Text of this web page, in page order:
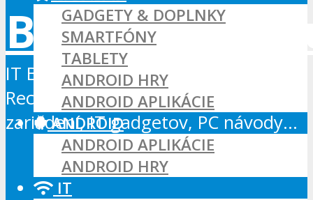
IT Blog - Android, Xbox a WordPress
Recenzie Android aplikácií, hier a
zariadení, IT gadgetov, PC návody...
GADGETY & DOPLNKY
SMARTFÓNY
TABLETY
ANDROID HRY
ANDROID APLIKÁCIE
ANDROID
ANDROID APLIKÁCIE
ANDROID HRY
IT